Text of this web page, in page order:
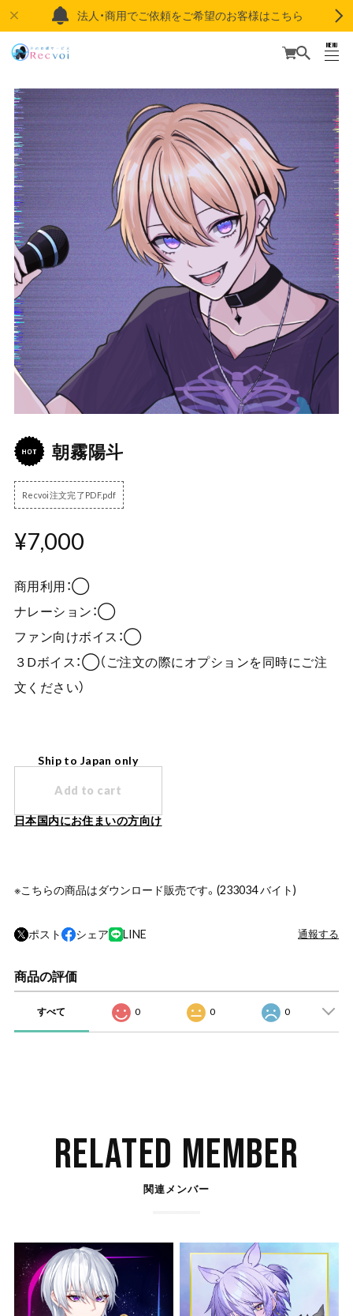
法人・商用でご依頼をご希望のお客様はこちら
MENU
CLOSE
朝霧陽斗
Recvoi注文完了PDF.pdf
¥7,000
商用利用：◯
ナレーション：◯
ファン向けボイス：◯
３Dボイス：◯（ご注文の際にオプションを同時にご注
文ください）
Ship to Japan only
Add to cart
日本国内にお住まいの方向け
※こちらの商品はダウンロード販売です。(233034 バイト)
ポスト シェア LINE 通報する
商品の評価
すべて 0 0 0
RELATED MEMBER
関連メンバー